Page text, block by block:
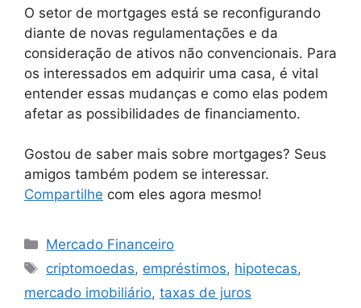
O setor de mortgages está se reconfigurando
diante de novas regulamentações e da
consideração de ativos não convencionais. Para
os interessados em adquirir uma casa, é vital
entender essas mudanças e como elas podem
afetar as possibilidades de financiamento.
Gostou de saber mais sobre mortgages? Seus
amigos também podem se interessar.
Compartilhe com eles agora mesmo!
Categorias
Mercado Financeiro
Tags
criptomoedas, empréstimos, hipotecas,
mercado imobiliário, taxas de juros